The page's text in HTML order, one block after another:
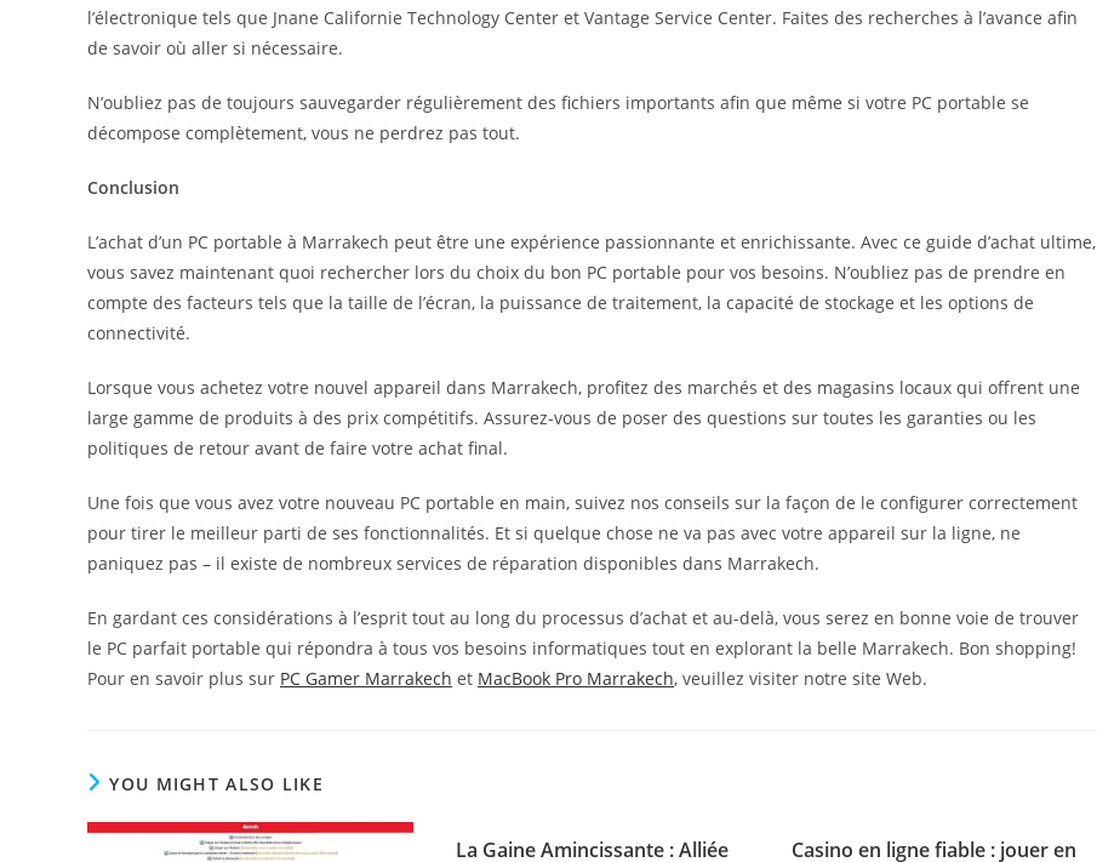
l’électronique tels que Jnane Californie Technology Center et Vantage Service Center. Faites des recherches à l’avance afin
de savoir où aller si nécessaire.
N’oubliez pas de toujours sauvegarder régulièrement des fichiers importants afin que même si votre PC portable se
décompose complètement, vous ne perdrez pas tout.
Conclusion
L’achat d’un PC portable à Marrakech peut être une expérience passionnante et enrichissante. Avec ce guide d’achat ultime,
vous savez maintenant quoi rechercher lors du choix du bon PC portable pour vos besoins. N’oubliez pas de prendre en
compte des facteurs tels que la taille de l’écran, la puissance de traitement, la capacité de stockage et les options de
connectivité.
Lorsque vous achetez votre nouvel appareil dans Marrakech, profitez des marchés et des magasins locaux qui offrent une
large gamme de produits à des prix compétitifs. Assurez-vous de poser des questions sur toutes les garanties ou les
politiques de retour avant de faire votre achat final.
Une fois que vous avez votre nouveau PC portable en main, suivez nos conseils sur la façon de le configurer correctement
pour tirer le meilleur parti de ses fonctionnalités. Et si quelque chose ne va pas avec votre appareil sur la ligne, ne
paniquez pas – il existe de nombreux services de réparation disponibles dans Marrakech.
En gardant ces considérations à l’esprit tout au long du processus d’achat et au-delà, vous serez en bonne voie de trouver
le PC parfait portable qui répondra à tous vos besoins informatiques tout en explorant la belle Marrakech. Bon shopping!
Pour en savoir plus sur PC Gamer Marrakech et MacBook Pro Marrakech, veuillez visiter notre site Web.
YOU MIGHT ALSO LIKE
La Gaine Amincissante : Alliée Casino en ligne fiable : jouer en